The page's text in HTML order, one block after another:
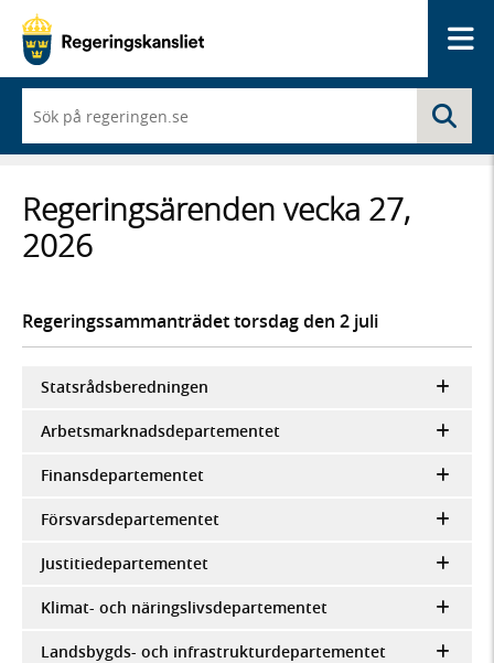
du
börjar
skriva
framträder
en
lista
Regeringsärenden vecka 27,
2026
Regeringssammanträdet torsdag den 2 juli
Statsrådsberedningen
Arbetsmarknadsdepartementet
Finansdepartementet
Försvarsdepartementet
Justitiedepartementet
Klimat- och näringslivsdepartementet
Landsbygds- och infrastrukturdepartementet